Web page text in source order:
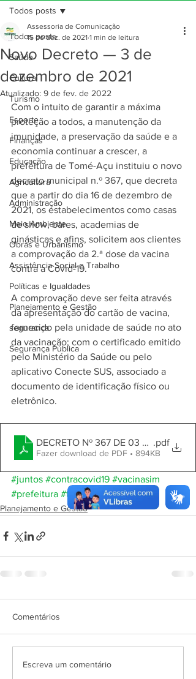
Todos posts
Saúde
Cultura
Turismo
Esporte
Finanças
Educação
Agricultura
Administração
Meio Ambiente
Obras e Urbanismo
Assistência Social e Trabalho
Políticas e Igualdades
Planejamento e Gestão
segurança
Segurança Pública
Todos posts
Novo Decreto — 3 de
dezembro de 2021
Assessoria de Comunicação
15 de dez. de 2021 1 min de leitura
Atualizado: 9 de fev. de 2022
Com o intuito de garantir a máxima
proteção a todos, a manutenção da
imunidade, a preservação da saúde e a
economia continuar a crescer, a
prefeitura de Tomé-Açu instituiu o novo
decreto municipal n.º 367, que decreta
que a partir do dia 16 de dezembro de
2021, os estabelecimentos como casas
de show, bares, academias de
ginásticas e afins, solicitem aos clientes
a comprovação da 2.ª dose da vacina
contra a Covid-19.
A comprovação deve ser feita através
da apresentação do cartão de vacina,
fornecido pela unidade de saúde no ato
da vacinação; com o certificado emitido
pelo Ministério da Saúde ou pelo
aplicativo Conecte SUS, associado a
documento de identificação físico ou
eletrônico.
DECRETO Nº 367 DE 03 DE .pdf
Fazer download de PDF • 894KB
#juntos #contracovid19 #vacinasim
#prefeitura #tomeaçu
Planejamento e Gestão
Comentários
Escreva um comentário